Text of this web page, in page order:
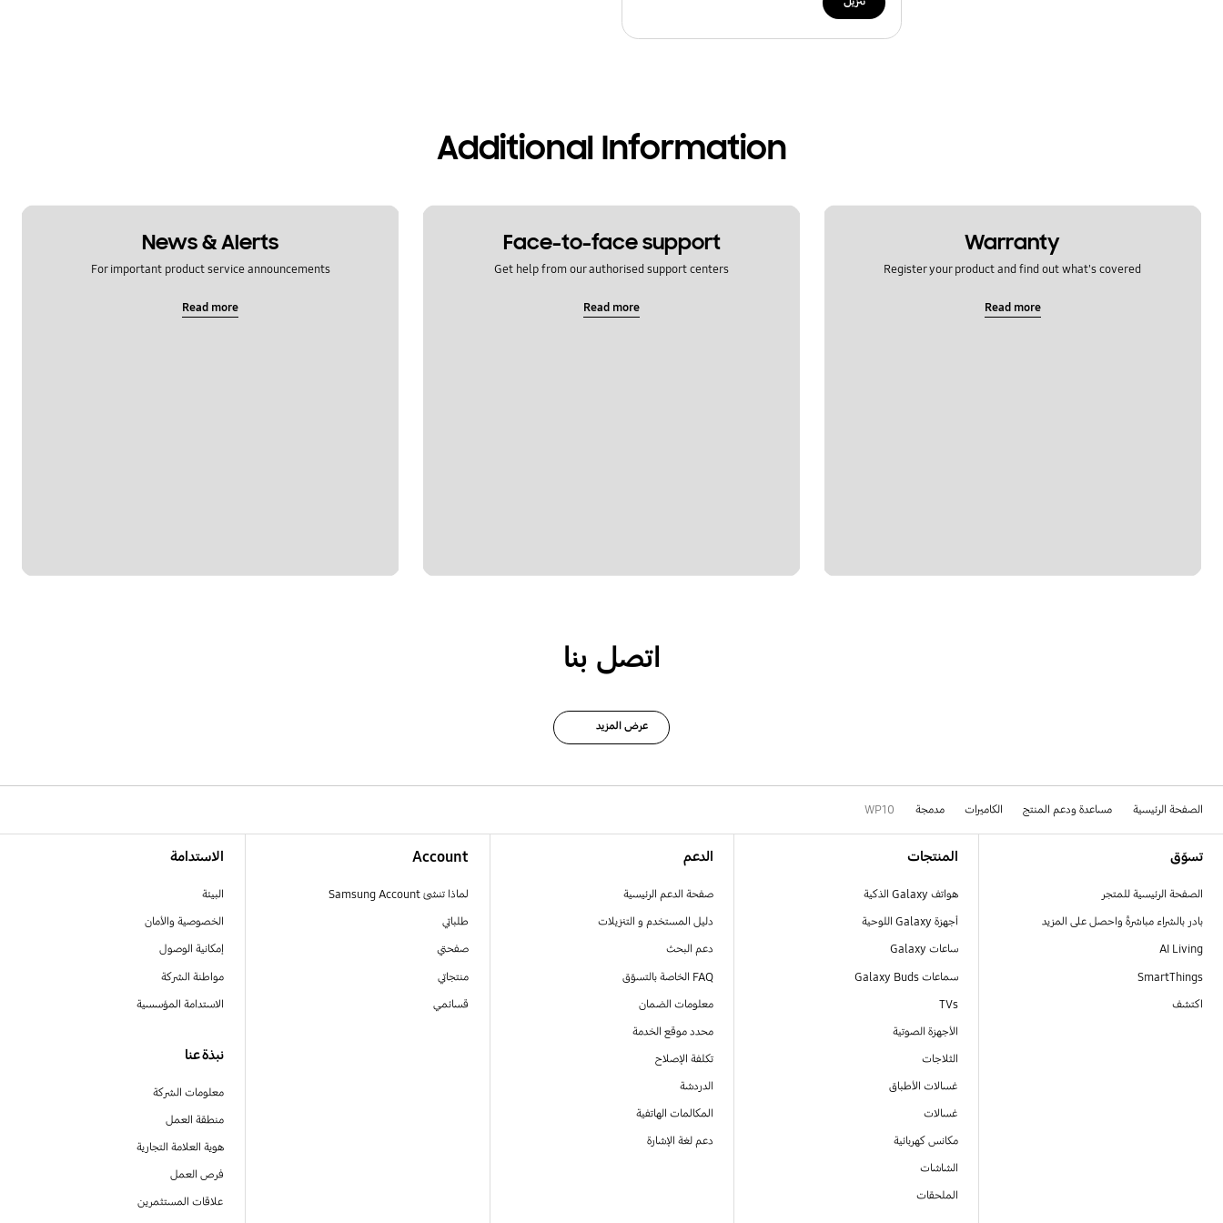
Additional Information
Warranty
Register your product and find out what's covered
Read more
Face-to-face support
Get help from our authorised support centers
Read more
News & Alerts
For important product service announcements
Read more
اتصل بنا
عرض المزيد
الصفحة الرئيسية مساعدة ودعم المنتج الكاميرات مدمجة WP10
تسوّق
الصفحة الرئيسية للمتجر
بادر بالشراء مباشرةً واحصل على المزيد
AI Living
SmartThings
اكتشف
المنتجات
هواتف Galaxy الذكية
أجهزة Galaxy اللوحية
ساعات Galaxy
سماعات Galaxy Buds
TVs
الأجهزة الصوتية
الثلاجات
غسالات الأطباق
غسالات
مكانس كهربائية
الشاشات
الملحقات
الدعم
صفحة الدعم الرئيسية
دليل المستخدم و التنزيلات
دعم البحث
FAQ الخاصة بالتسوّق
معلومات الضمان
محدد موقع الخدمة
تكلفة الإصلاح
الدردشة
المكالمات الهاتفية
دعم لغة الإشارة
Account
لماذا تنشئ Samsung Account
طلباتي
صفحتي
منتجاتي
قسائمي
الاستدامة
البيئة
الخصوصية والأمان
إمكانية الوصول
مواطنة الشركة
الاستدامة المؤسسية
نبذة عنا
معلومات الشركة
منطقة العمل
هوية العلامة التجارية
فرص العمل
علاقات المستثمرين